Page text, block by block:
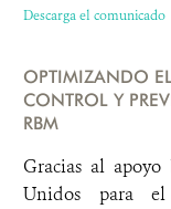
Descarga el comunicado
OPTIMIZANDO
CONTROL Y
RBM
Gracias al
Unidos para el